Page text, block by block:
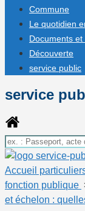
Commune
Le quotidien
Documents
Découverte
service public
service
Accueil
fonction publique
et échelon :